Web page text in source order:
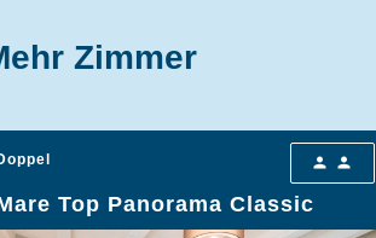
Zimmer
Top Panorama Classic
person person